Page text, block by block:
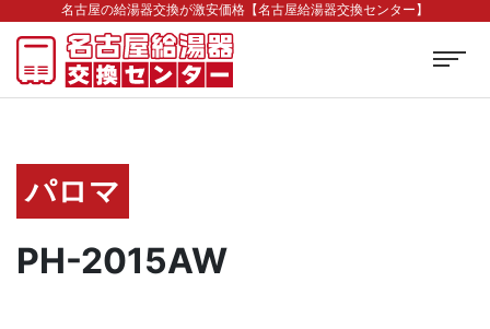
名古屋の給湯器交換が激安価格【名古屋給湯器交換センター】
パロマ
PH-2015AW